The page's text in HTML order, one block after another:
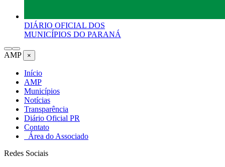
DIÁRIO OFICIAL DOS
MUNICÍPIOS DO PARANÁ
AMP ×
Início
AMP
Municípios
Notícias
Transparência
Diário Oficial PR
Contato
Área do Associado
Redes Sociais